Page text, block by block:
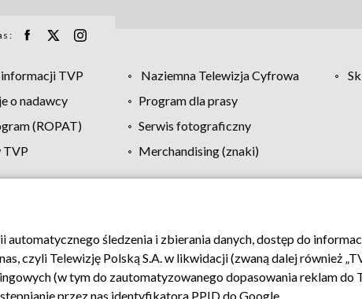
TVP Naziemna Telewizja Cyfrowa
o nadawcy
Program dla prasy
(ROPAT)
Serwis fotograficzny
TVP
Merchandising (znaki)
zgody Pomoc Biuro reklamy Kontakt
śledzenia i zbierania danych, dostęp do
czyli Telewizję Polską S.A. w likwidacji (zwaną dalej również
(w tym do zautomatyzowanego dopasowania reklam do
przez nas identyfikatora PPID do Google.